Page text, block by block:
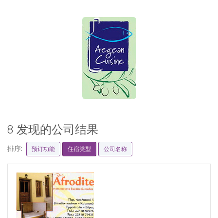
8 发现的公司结果
排序: 预订功能 住宿类型 公司名称